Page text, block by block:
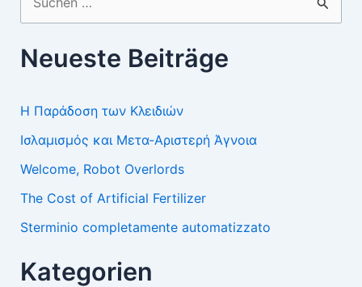
nach:
Neueste Beiträge
Η Παράδοση των Κλειδιών
Ισλαμισμός και Μετα-Αριστερή Άγνοια
Welcome, Robot Overlords
The Cost of Artificial Fertilizer
Sterminio completamente automatizzato
Kategorien